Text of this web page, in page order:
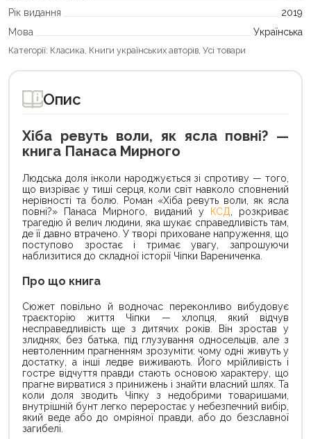
Рік видання
2019
Мова
Українська
Категорії: Класика, Книги українських авторів, Усі товари
Опис
Хіба ревуть воли, як ясла повні? —
книга Панаса Мирного
Людська доля інколи народжується зі спротиву — того,
що визріває у тиші серця, коли світ навколо сповнений
нерівності та болю. Роман «Хіба ревуть воли, як ясла
повні?» Панаса Мирного, виданий у
КСД, розкриває
трагедію й велич людини, яка шукає справедливість там,
де її давно втрачено. У творі приховане напруження, що
поступово зростає і тримає увагу, запрошуючи
наблизитися до складної історії Чіпки Варениченка.
Про що книга
Сюжет повільно й водночас переконливо вибудовує
траєкторію життя Чіпки — хлопця, який відчув
несправедливість ще з дитячих років. Він зростав у
злиднях, без батька, під глузування односельців, але з
невтоленним прагненням зрозуміти: чому одні живуть у
достатку, а інші ледве виживають. Його мрійливість і
гостре відчуття правди стають основою характеру, що
прагне вирватися з принижень і знайти власний шлях. Та
коли доля зводить Чіпку з недобрими товаришами,
внутрішній бунт легко переростає у небезпечний вибір,
який веде або до омріяної правди, або до безславної
загибелі.